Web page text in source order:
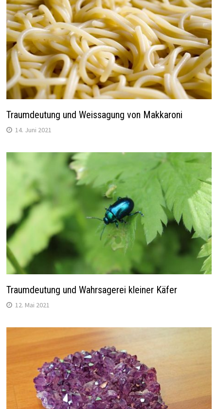
Traumdeutung und Weissagung von Makkaroni
14. Juni 2021
Traumdeutung und Wahrsagerei kleiner Käfer
12. Mai 2021